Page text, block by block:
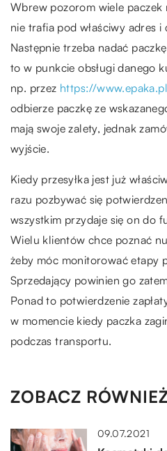
Wbrew pozorom wiele paczek
nie trafia pod właściwy adres i
Następnie trzeba nadać
to w punkcie obsługi danego
np. przez https://
odbierze paczkę ze
mają swoje zalety, jednak
wyjście.
Kiedy przesyłka jest już
razu pozbywać się
wszystkim przydaje się on do
Wielu klientów chce poznać
żeby móc monitorować etapy
Sprzedający powinien go
Ponad to potwierdzenie
w momencie kiedy paczka
podczas transportu.
ZOBACZ
09.07.2021